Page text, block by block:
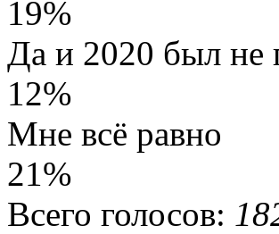
19%
Да и 2020 был не
12%
Мне всё равно
21%
Всего голосов: